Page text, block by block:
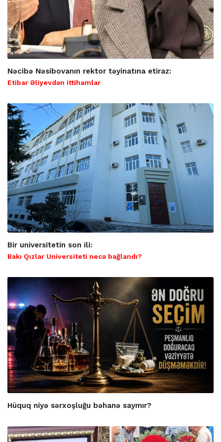
Nəcibə Nəsibovanın rektor təyinatına etiraz:
Etibar Əliyevdən ittihamlar
Bir universitetin son ili:
Bakı Qızlar Universiteti necə bağlandı?
Hüquq niyə sərxoşluğu bəhanə saymır?